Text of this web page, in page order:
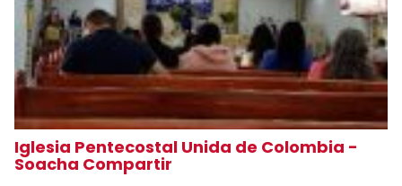
Iglesia Pentecostal Unida de Colombia -
Soacha Compartir